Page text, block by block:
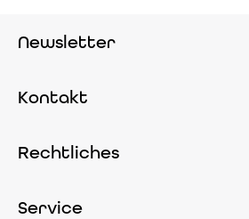
Newsletter
Kontakt
Rechtliches
Service